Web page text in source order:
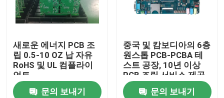
새로운 에너지 PCB 조
립 0.5-10 OZ 납 자유
RoHS 및 UL 컴플라이
언트
문의 보내기
중국 및 캄보디아의 6층
원스톱 PCB-PCBA 테
스트 공장, 10년 이상
PCB 조립 서비스 제공
문의 보내기